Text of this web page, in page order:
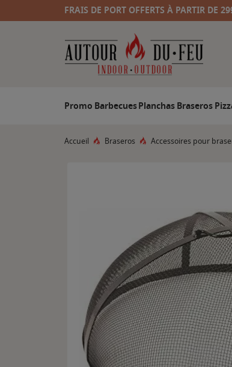
FRAIS DE PORT OFFERTS À PARTIR DE
Promo BarbecuesPlanchasBraseros
Accueil Braseros Accessoires pour